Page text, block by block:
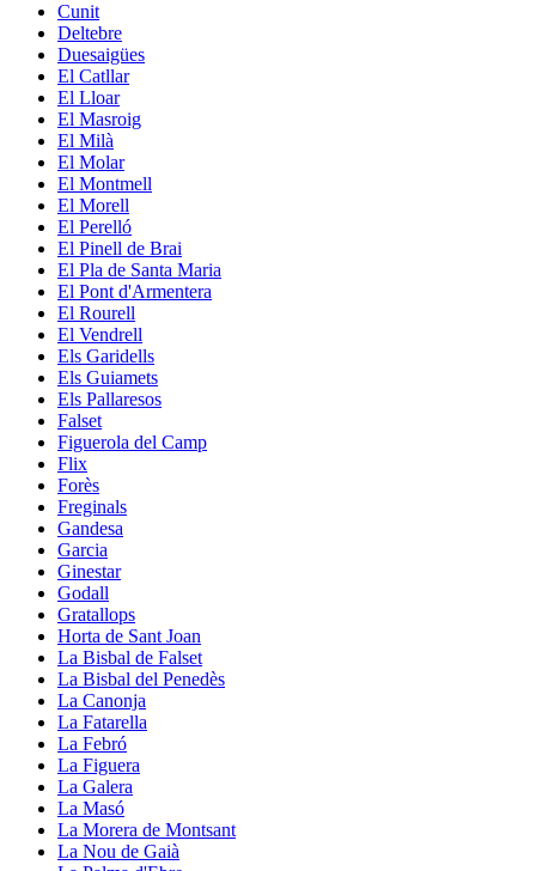
Cunit
Deltebre
Duesaigües
El Catllar
El Lloar
El Masroig
El Milà
El Molar
El Montmell
El Morell
El Perelló
El Pinell de Brai
El Pla de Santa Maria
El Pont d'Armentera
El Rourell
El Vendrell
Els Garidells
Els Guiamets
Els Pallaresos
Falset
Figuerola del Camp
Flix
Forès
Freginals
Gandesa
Garcia
Ginestar
Godall
Gratallops
Horta de Sant Joan
La Bisbal de Falset
La Bisbal del Penedès
La Canonja
La Fatarella
La Febró
La Figuera
La Galera
La Masó
La Morera de Montsant
La Nou de Gaià